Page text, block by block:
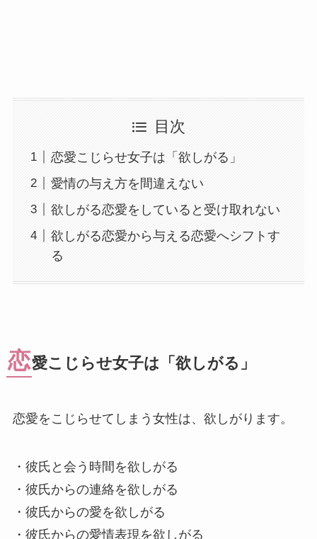
目次
恋愛こじらせ女子は「欲しがる」
愛情の与え方を間違えない
欲しがる恋愛をしていると受け取れない
欲しがる恋愛から与える恋愛へシフトす
る
恋愛こじらせ女子は「欲しがる」
恋愛をこじらせてしまう女性は、欲しがります。
・彼氏と会う時間を欲しがる
・彼氏からの連絡を欲しがる
・彼氏からの愛を欲しがる
・彼氏からの愛情表現を欲しがる